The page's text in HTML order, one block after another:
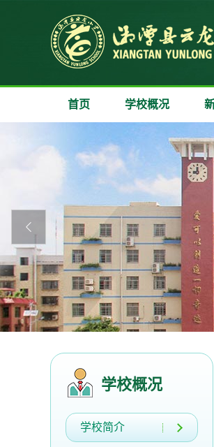
首页 学校概况

学校概况
学校简介